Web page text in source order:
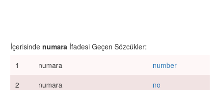
İçerisinde numara İfadesi Geçen Sözcükler:
1
numara
number
2
numara
no